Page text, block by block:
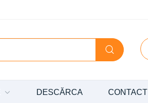
DESCĂRCA CONTACT